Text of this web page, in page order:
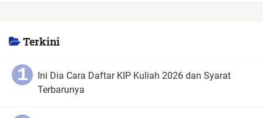
Terkini
Ini Dia Cara Daftar KIP Kuliah 2026 dan Syarat
Terbarunya